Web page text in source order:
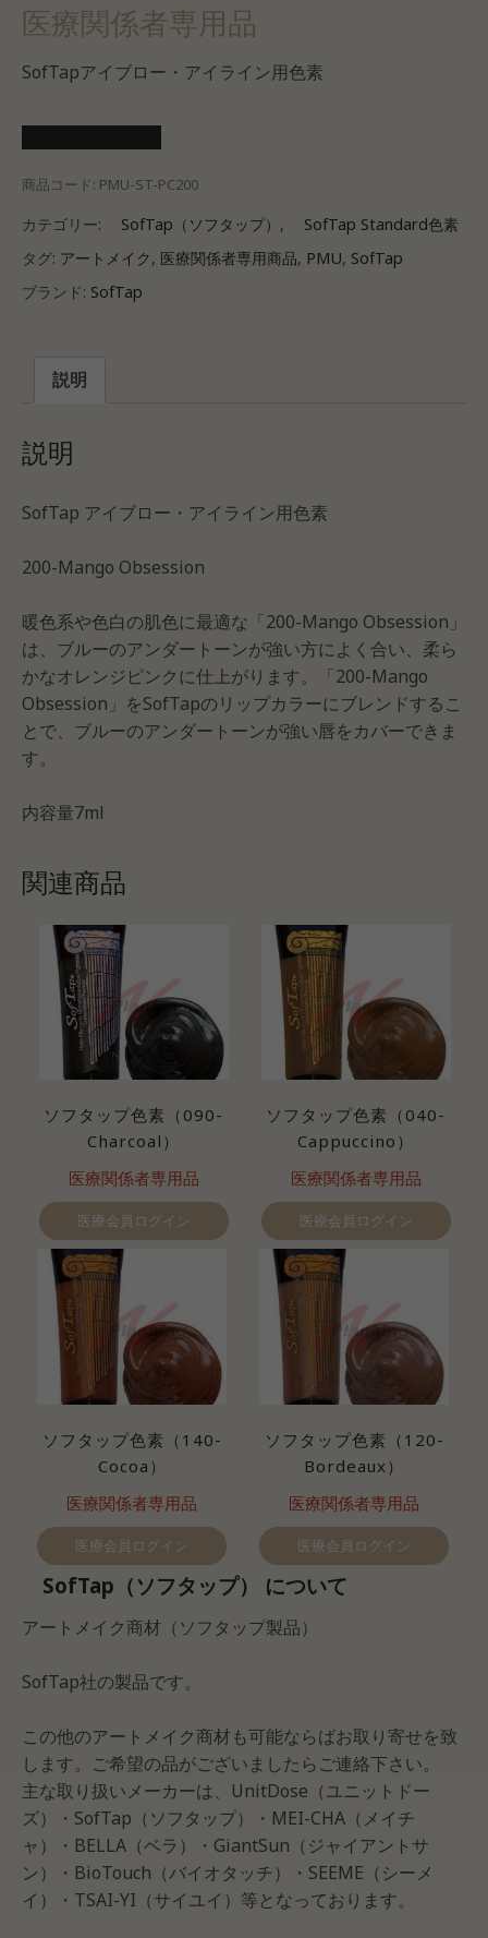
医療関係者専用品
SofTapアイブロー・アイライン用色素
商品コード: PMU-ST-PC200
カテゴリー: SofTap（ソフタップ） ,
SofTap Standard色素
タグ: アートメイク, 医療関係者専用商品, PMU, SofTap
ブランド: SofTap
説明
説明
SofTap アイブロー・アイライン用色素
200-Mango Obsession
暖色系や色白の肌色に最適な「200-Mango Obsession」
は、ブルーのアンダートーンが強い方によく合い、柔ら
かなオレンジピンクに仕上がります。「200-Mango
Obsession」をSofTapのリップカラーにブレンドするこ
とで、ブルーのアンダートーンが強い唇をカバーできま
す。
内容量7ml
関連商品
ソフタップ色素（090-
Charcoal）
医療関係者専用品
医療会員ログイン
ソフタップ色素（040-
Cappuccino）
医療関係者専用品
医療会員ログイン
ソフタップ色素（140-
Cocoa）
医療関係者専用品
医療会員ログイン
ソフタップ色素（120-
Bordeaux）
医療関係者専用品
医療会員ログイン
SofTap（ソフタップ） について
アートメイク商材（ソフタップ製品）
SofTap社の製品です。
この他のアートメイク商材も可能ならばお取り寄せを致
します。ご希望の品がございましたらご連絡下さい。
主な取り扱いメーカーは、UnitDose（ユニットドー
ズ）・SofTap（ソフタップ）・MEI-CHA（メイチ
ャ）・BELLA（ベラ）・GiantSun（ジャイアントサ
ン）・BioTouch（バイオタッチ）・SEEME（シーメ
イ）・TSAI-YI（サイユイ）等となっております。